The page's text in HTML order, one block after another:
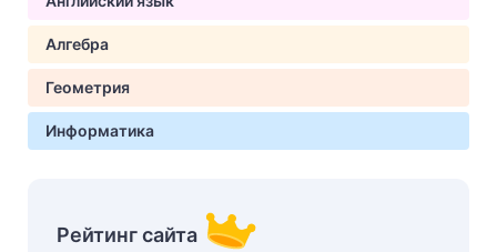
Алгебра
Геометрия
Информатика
Рейтинг сайта